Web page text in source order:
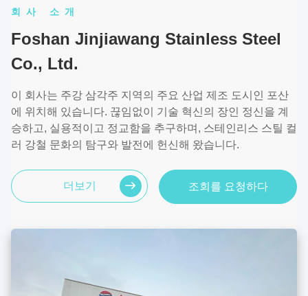
회사 소개
Foshan Jinjiawang Stainless Steel
Co., Ltd.
이 회사는 주강 삼각주 지역의 주요 산업 제조 도시인 포산
에 위치해 있습니다. 끊임없이 기술 혁신의 장인 정신을 계
승하고, 실용적이고 정교함을 추구하며, 스테인리스 스틸 컬
러 강철 문화의 탐구와 발전에 헌신해 왔습니다.
더보기 조회를 요청하다